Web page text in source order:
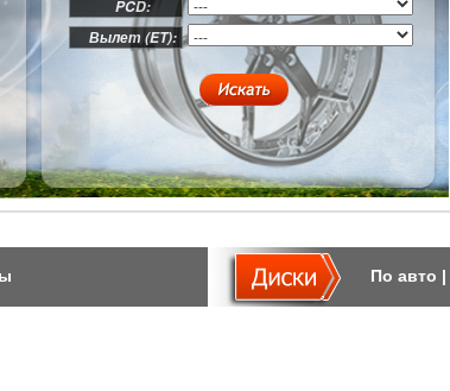
PCD:
Вылет (ET):
По авто |